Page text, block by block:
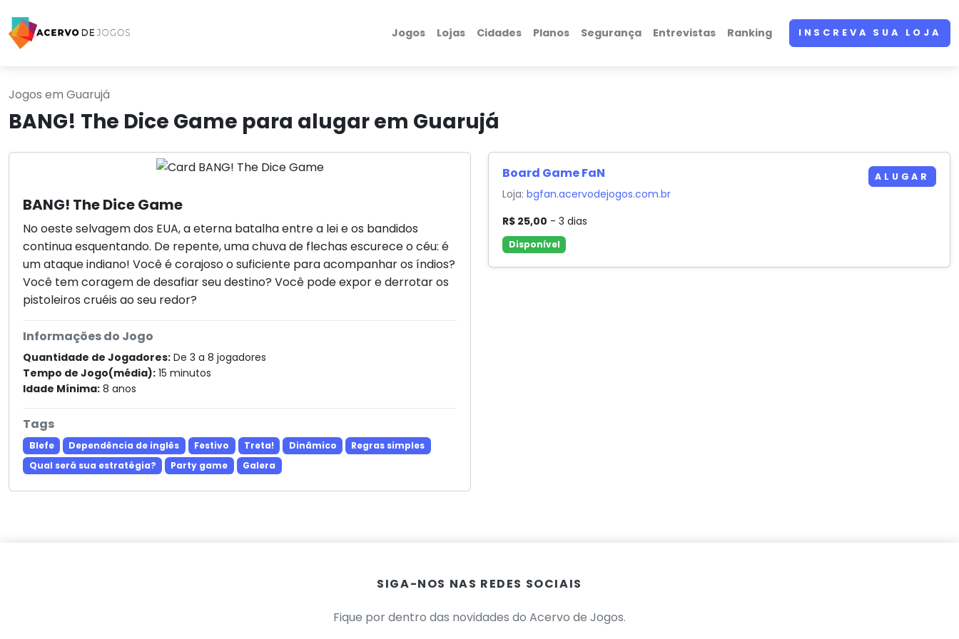
Jogos Lojas Cidades Planos Segurança Entrevistas Ranking INSCREVA SUA LOJA
Jogos em Guarujá
BANG! The Dice Game para alugar em Guarujá
BANG! The Dice Game
No oeste selvagem dos EUA, a eterna batalha entre a lei e os bandidos
continua esquentando. De repente, uma chuva de flechas escurece o céu: é
um ataque indiano! Você é corajoso o suficiente para acompanhar os índios?
Você tem coragem de desafiar seu destino? Você pode expor e derrotar os
pistoleiros cruéis ao seu redor?
Informações do Jogo
Quantidade de Jogadores: De 3 a 8 jogadores
Tempo de Jogo(média): 15 minutos
Idade Mínima: 8 anos
Tags
Blefe Dependência de inglês Festivo Treta! Dinâmico
Regras simples
Qual será sua estratégia?
Party game Galera
Board Game FaN
Loja:bgfan.acervodejogos.com.br
R$ 25,00 - 3 dias
Disponível
ALUGAR
SIGA-NOS NAS REDES SOCIAIS
Fique por dentro das novidades do Acervo de Jogos.